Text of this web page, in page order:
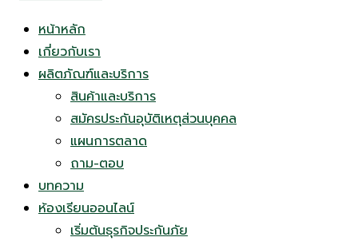
หน้าหลัก
เกี่ยวกับเรา
ผลิตภัณฑ์และบริการ
สินค้าและบริการ
สมัครประกันอุบัติเหตุส่วนบุคคล
แผนการตลาด
ถาม-ตอบ
บทความ
ห้องเรียนออนไลน์
เริ่มต้นธุรกิจประกันภัย